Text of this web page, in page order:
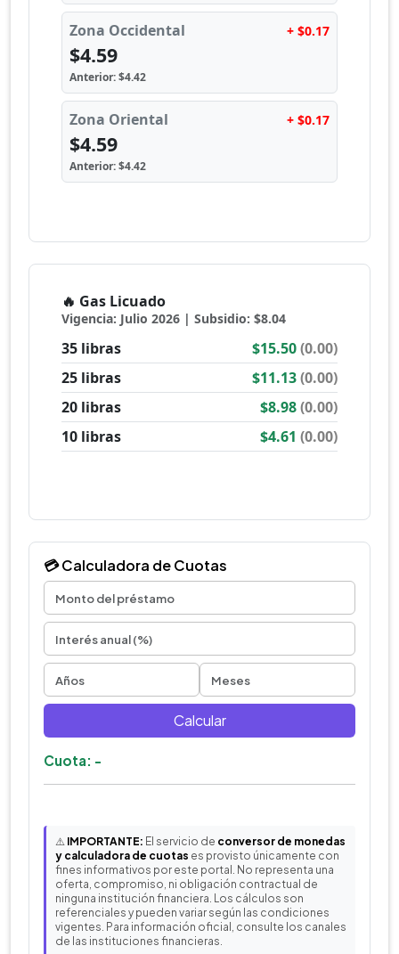
💳 Calculadora de Cuotas
Calcular
Cuota: -
⚠️ IMPORTANTE: El servicio de conversor de monedas
y calculadora de cuotas es provisto únicamente con
fines informativos por este portal. No representa una
oferta, compromiso, ni obligación contractual de
ninguna institución financiera. Los cálculos son
referenciales y pueden variar según las condiciones
vigentes. Para información oficial, consulte los canales
de las instituciones financieras.